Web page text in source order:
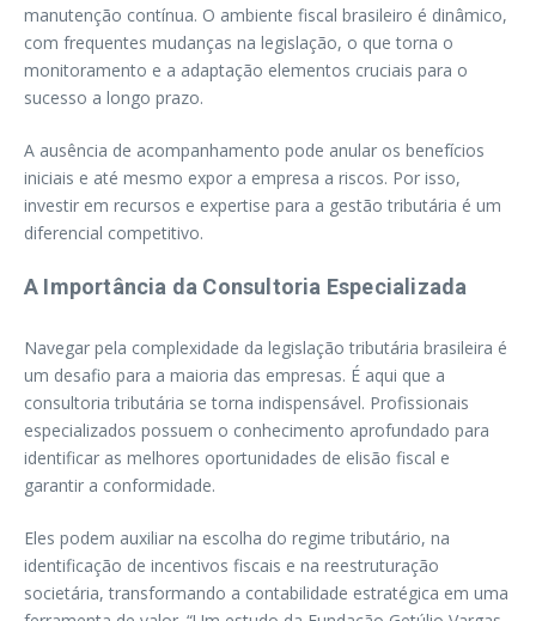
manutenção contínua. O ambiente fiscal brasileiro é dinâmico,
com frequentes mudanças na legislação, o que torna o
monitoramento e a adaptação elementos cruciais para o
sucesso a longo prazo.
A ausência de acompanhamento pode anular os benefícios
iniciais e até mesmo expor a empresa a riscos. Por isso,
investir em recursos e expertise para a gestão tributária é um
diferencial competitivo.
A Importância da Consultoria Especializada
Navegar pela complexidade da legislação tributária brasileira é
um desafio para a maioria das empresas. É aqui que a
consultoria tributária se torna indispensável. Profissionais
especializados possuem o conhecimento aprofundado para
identificar as melhores oportunidades de elisão fiscal e
garantir a conformidade.
Eles podem auxiliar na escolha do regime tributário, na
identificação de incentivos fiscais e na reestruturação
societária, transformando a contabilidade estratégica em uma